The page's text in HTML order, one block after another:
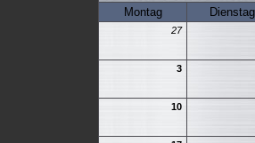
Montag Dienstag
27
3
10